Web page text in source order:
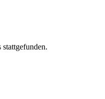
stattgefunden.